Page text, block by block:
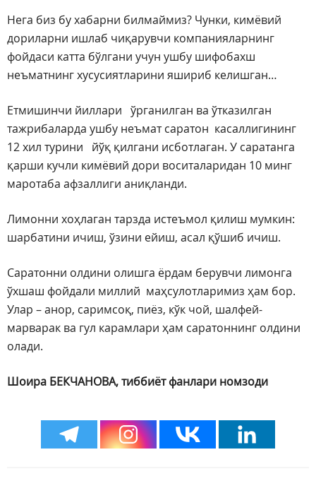
Нега биз бу хабарни билмаймиз? Чунки, кимёвий
дориларни ишлаб чиқарувчи компанияларнинг
фойдаси катта бўлгани учун ушбу шифобахш
неъматнинг хусусиятларини яшириб келишган…
Етмишинчи йиллари ўрганилган ва ўтказилган
тажрибаларда ушбу неъмат саратон касаллигининг
12 хил турини йўқ қилгани исботлаган. У саратанга
қарши кучли кимёвий дори воситаларидан 10 минг
маротаба афзаллиги аниқланди.
Лимонни хоҳлаган тарзда истеъмол қилиш мумкин:
шарбатини ичиш, ўзини ейиш, асал қўшиб ичиш.
Саратонни олдини олишга ёрдам берувчи лимонга
ўхшаш фойдали миллий маҳсулотларимиз ҳам бор.
Улар – анор, саримсоқ, пиёз, кўк чой, шалфей-
марварак ва гул карамлари ҳам саратоннинг олдини
олади.
Шоира БЕКЧАНОВА, тиббиёт фанлари номзоди